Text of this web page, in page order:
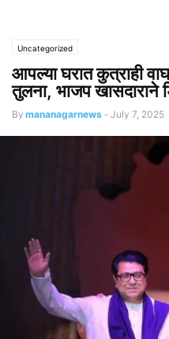
Uncategorized
आपल्या घरात कुत्राही
तुलना, भाजप खासदाराने
By mananagarnews - July 7, 2025